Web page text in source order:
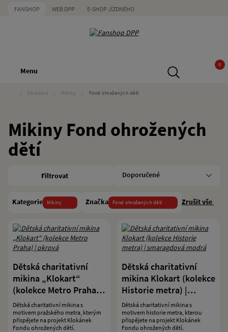
FANSHOP WEB DPP E-SHOP JÍZDNÉHO
Menu
0
Oblečení Mikiny Fond ohrožených dětí
Mikiny Fond ohrožených
dětí
Filtrovat
Kategorie Mikiny Značka Fond ohrožených dětí Zrušit vše
Dětská charitativní
mikina „Klokart“
(kolekce Metro Praha) |
okrová
Dětská charitativní mikina s
motivem pražského metra, kterým
přispějete na projekt Klokánek
Fondu ohrožených dětí.
Dětská charitativní
mikina Klokart (kolekce
Historie metra) |
smaragdová modrá
Dětská charitativní mikina s
motivem historie metra, kterou
přispějete na projekt Klokánek
Fondu ohrožených dětí.